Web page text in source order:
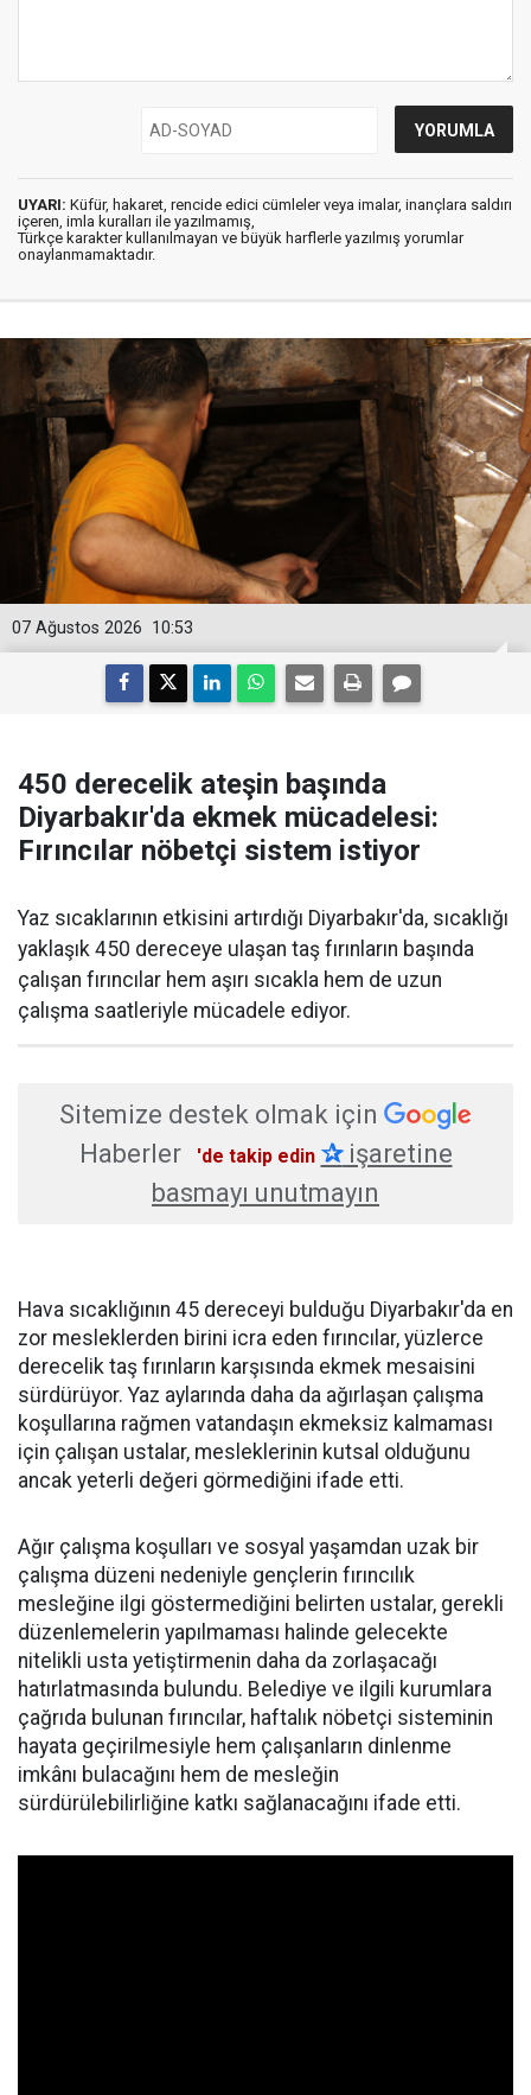
UYARI: Küfür, hakaret, rencide edici cümleler veya imalar, inançlara saldırı
içeren, imla kuralları ile yazılmamış,
Türkçe karakter kullanılmayan ve büyük harflerle yazılmış yorumlar
onaylanmamaktadır.
10:53
07 Ağustos 2026
450 derecelik ateşin başında
Diyarbakır'da ekmek mücadelesi:
Fırıncılar nöbetçi sistem istiyor
Yaz sıcaklarının etkisini artırdığı Diyarbakır'da, sıcaklığı
yaklaşık 450 dereceye ulaşan taş fırınların başında
çalışan fırıncılar hem aşırı sıcakla hem de uzun
çalışma saatleriyle mücadele ediyor.
Sitemize destek olmak için
Haberler
'de takip edin ✰işaretine
basmayı unutmayın
Hava sıcaklığının 45 dereceyi bulduğu Diyarbakır'da en
zor mesleklerden birini icra eden fırıncılar, yüzlerce
derecelik taş fırınların karşısında ekmek mesaisini
sürdürüyor. Yaz aylarında daha da ağırlaşan çalışma
koşullarına rağmen vatandaşın ekmeksiz kalmaması
için çalışan ustalar, mesleklerinin kutsal olduğunu
ancak yeterli değeri görmediğini ifade etti.
Ağır çalışma koşulları ve sosyal yaşamdan uzak bir
çalışma düzeni nedeniyle gençlerin fırıncılık
mesleğine ilgi göstermediğini belirten ustalar, gerekli
düzenlemelerin yapılmaması halinde gelecekte
nitelikli usta yetiştirmenin daha da zorlaşacağı
hatırlatmasında bulundu. Belediye ve ilgili kurumlara
çağrıda bulunan fırıncılar, haftalık nöbetçi sisteminin
hayata geçirilmesiyle hem çalışanların dinlenme
imkânı bulacağını hem de mesleğin
sürdürülebilirliğine katkı sağlanacağını ifade etti.